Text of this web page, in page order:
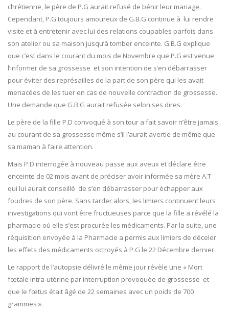
chrétienne, le père de P.G aurait refusé de bénir leur mariage.
Cependant, P.G toujours amoureux de G.B.G continue à lui rendre
visite et à entretenir avec lui des relations coupables parfois dans
son atelier ou sa maison jusqu’à tomber enceinte. G.B.G explique
que c’est dans le courant du mois de Novembre que P.G est venue
l’informer de sa grossesse et son intention de s’en débarrasser
pour éviter des représailles de la part de son père qui les avait
menacées de les tuer en cas de nouvelle contraction de grossesse.
Une demande que G.B.G aurait refusée selon ses dires.
Le père de la fille P.D convoqué à son tour a fait savoir n’être jamais
au courant de sa grossesse même s’il l’aurait avertie de même que
sa maman à faire attention.
Mais P.D interrogée à nouveau passe aux aveux et déclare être
enceinte de 02 mois avant de préciser avoir informée sa mère A.T
qui lui aurait conseillé de s’en débarrasser pour échapper aux
foudres de son père. Sans tarder alors, les limiers continuent leurs
investigations qui vont être fructueuses parce que la fille a révélé la
pharmacie où elle s’est procurée les médicaments. Par la suite, une
réquisition envoyée à la Pharmacie a permis aux limiers de déceler
les effets des médicaments octroyés à P.G le 22 Décembre dernier.
Le rapport de l’autopsie délivré le même jour révèle une « Mort
fœtale intra-utérine par interruption provoquée de grossesse et
que le fœtus était âgé de 22 semaines avec un poids de 700
grammes ».